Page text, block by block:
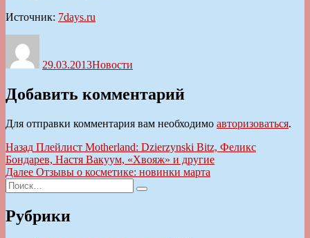
Источник: 7days.ru
29.03.2013Новости
Добавить комментарий
Для отправки комментария вам необходимо авторизоваться.
Навигация
по
записям
Назад Предыдущая
запись:
Плейлист Motherland: Dzierzynski Bitz, Феликс
Бондарев, Настя Вакуум, «Хвояж» и другие
Далее Следующая
Отзывы о косметике: новинки марта
Искать:
Поиск
Рубрики